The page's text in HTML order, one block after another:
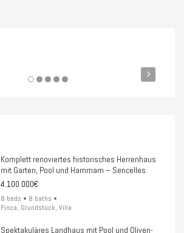
ZUM VERKAUF
Komplett renoviertes historisches Herrenhaus
mit Garten, Pool und Hammam – Sencelles
4.100.000€
8 beds • 8 baths •
Finca, Grundstück, Villa
Spektakuläres Landhaus mit Pool und Oliven-